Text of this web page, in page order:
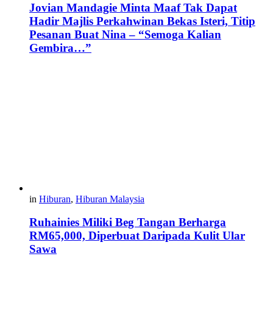
Jovian Mandagie Minta Maaf Tak Dapat
Hadir Majlis Perkahwinan Bekas Isteri, Titip
Pesanan Buat Nina – “Semoga Kalian
Gembira…”
in Hiburan, Hiburan Malaysia
Ruhainies Miliki Beg Tangan Berharga
RM65,000, Diperbuat Daripada Kulit Ular
Sawa